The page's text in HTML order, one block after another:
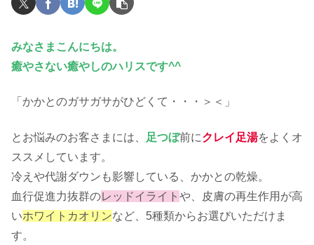
みなさまこんにちは。
癒やさない癒やしのハリスです^^
「かかとのガサガサがひどくて・・・＞＜」
とお悩みのお客さまには、 足つぼ前にクレイ足湯をよくオ
ススメしています。
冷えや代謝ダウンも影響している、かかとの乾燥。
血行促進力抜群のレッドイライト や、皮膚の再生作用が高
いホワイトカオリンなど、5種類からお選びいただけま
す。